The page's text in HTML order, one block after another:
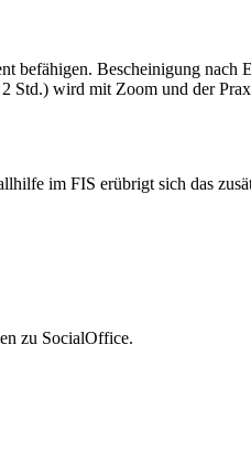
befähigen. Bescheinigung
Std.) wird mit Zoom und der
im FIS erübrigt sich das
zu SocialOffice.